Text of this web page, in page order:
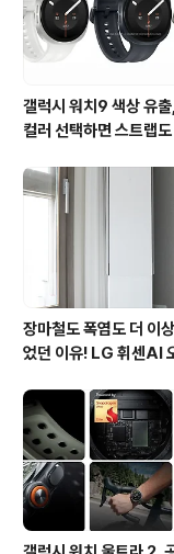
갤럭시 워치9 색상 유
컬러 선택하면 스트랩
장마철도 폭염도 더 이
었던 이유! LG 휘센AI
사용 후기